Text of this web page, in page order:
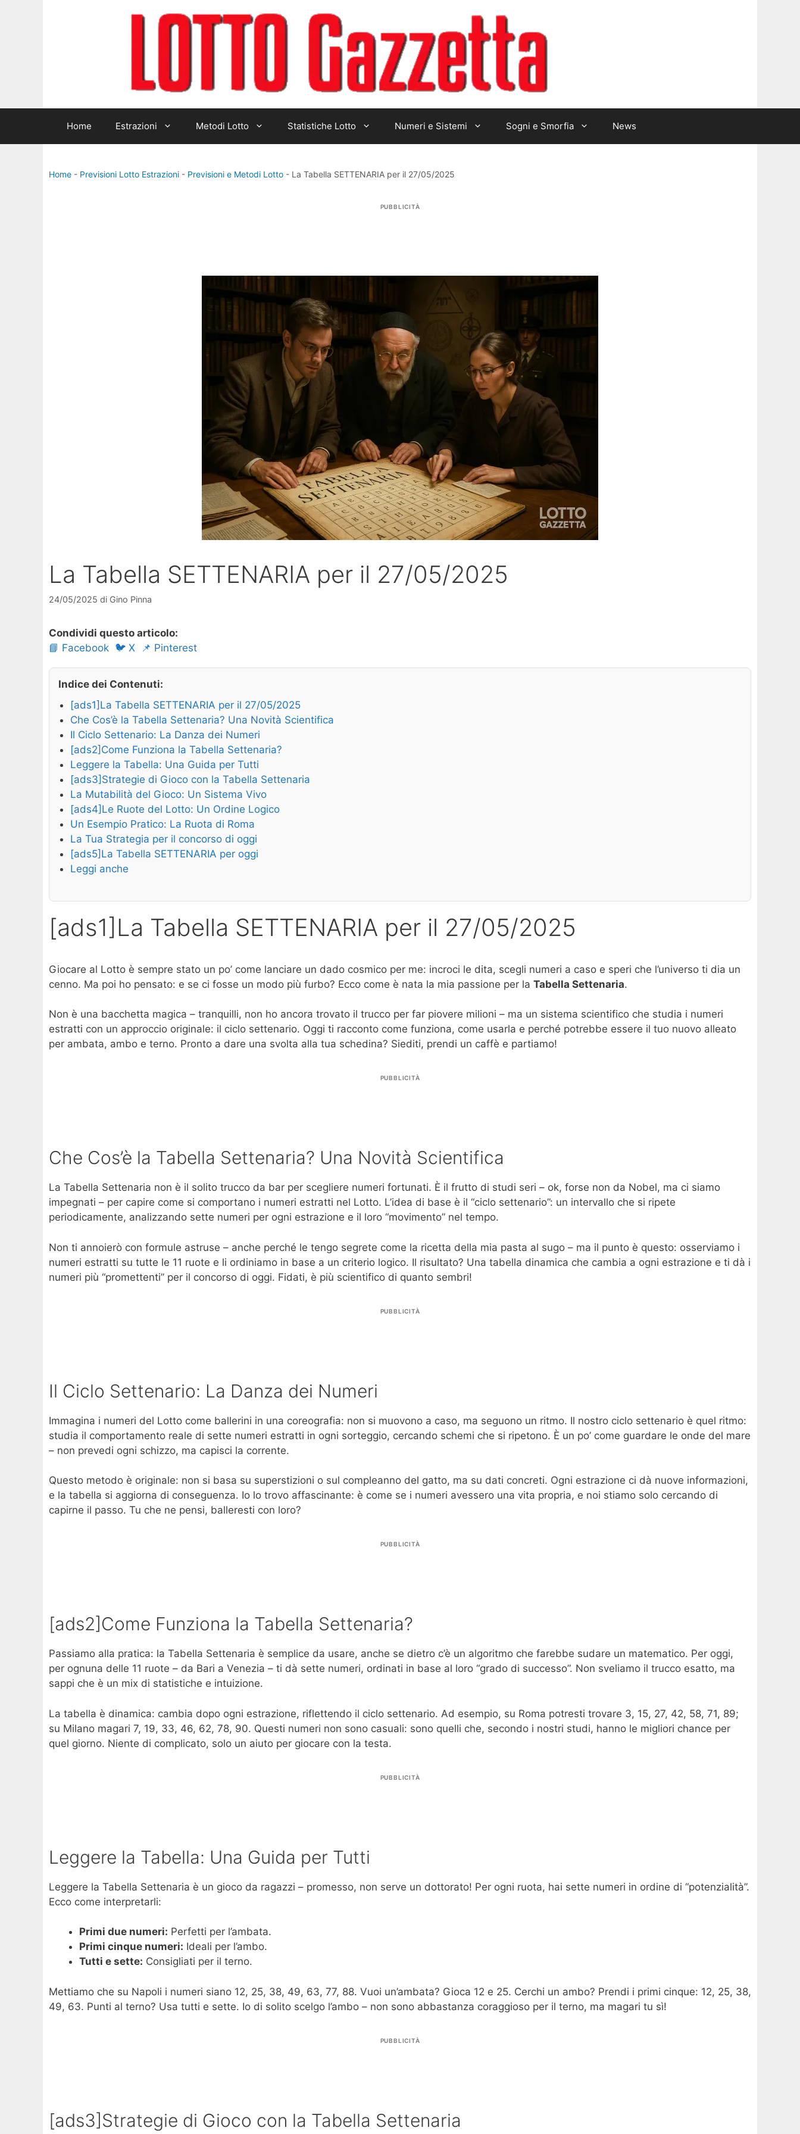
Home Estrazioni Metodi Lotto Statistiche Lotto Numeri e Sistemi Sogni e Smorfia News
Home - Previsioni Lotto Estrazioni - Previsioni e Metodi Lotto - La Tabella SETTENARIA per il 27/05/2025
PUBBLICITÀ
La Tabella SETTENARIA per il 27/05/2025
24/05/2025 di Gino Pinna
Condividi questo articolo:
📘 Facebook 🐦 X 📌 Pinterest
Indice dei Contenuti:
[ads1]La Tabella SETTENARIA per il 27/05/2025
Che Cos’è la Tabella Settenaria? Una Novità Scientifica
Il Ciclo Settenario: La Danza dei Numeri
[ads2]Come Funziona la Tabella Settenaria?
Leggere la Tabella: Una Guida per Tutti
[ads3]Strategie di Gioco con la Tabella Settenaria
La Mutabilità del Gioco: Un Sistema Vivo
[ads4]Le Ruote del Lotto: Un Ordine Logico
Un Esempio Pratico: La Ruota di Roma
La Tua Strategia per il concorso di oggi
[ads5]La Tabella SETTENARIA per oggi
Leggi anche
[ads1]La Tabella SETTENARIA per il 27/05/2025
Giocare al Lotto è sempre stato un po’ come lanciare un dado cosmico per me: incroci le dita, scegli numeri a caso e speri che l’universo ti dia un
cenno. Ma poi ho pensato: e se ci fosse un modo più furbo? Ecco come è nata la mia passione per la Tabella Settenaria.
Non è una bacchetta magica – tranquilli, non ho ancora trovato il trucco per far piovere milioni – ma un sistema scientifico che studia i numeri
estratti con un approccio originale: il ciclo settenario. Oggi ti racconto come funziona, come usarla e perché potrebbe essere il tuo nuovo alleato
per ambata, ambo e terno. Pronto a dare una svolta alla tua schedina? Siediti, prendi un caffè e partiamo!
PUBBLICITÀ
Che Cos’è la Tabella Settenaria? Una Novità Scientifica
La Tabella Settenaria non è il solito trucco da bar per scegliere numeri fortunati. È il frutto di studi seri – ok, forse non da Nobel, ma ci siamo
impegnati – per capire come si comportano i numeri estratti nel Lotto. L’idea di base è il “ciclo settenario”: un intervallo che si ripete
periodicamente, analizzando sette numeri per ogni estrazione e il loro “movimento” nel tempo.
Non ti annoierò con formule astruse – anche perché le tengo segrete come la ricetta della mia pasta al sugo – ma il punto è questo: osserviamo i
numeri estratti su tutte le 11 ruote e li ordiniamo in base a un criterio logico. Il risultato? Una tabella dinamica che cambia a ogni estrazione e ti dà i
numeri più “promettenti” per il concorso di oggi. Fidati, è più scientifico di quanto sembri!
PUBBLICITÀ
Il Ciclo Settenario: La Danza dei Numeri
Immagina i numeri del Lotto come ballerini in una coreografia: non si muovono a caso, ma seguono un ritmo. Il nostro ciclo settenario è quel ritmo:
studia il comportamento reale di sette numeri estratti in ogni sorteggio, cercando schemi che si ripetono. È un po’ come guardare le onde del mare
– non prevedi ogni schizzo, ma capisci la corrente.
Questo metodo è originale: non si basa su superstizioni o sul compleanno del gatto, ma su dati concreti. Ogni estrazione ci dà nuove informazioni,
e la tabella si aggiorna di conseguenza. Io lo trovo affascinante: è come se i numeri avessero una vita propria, e noi stiamo solo cercando di
capirne il passo. Tu che ne pensi, balleresti con loro?
PUBBLICITÀ
[ads2]Come Funziona la Tabella Settenaria?
Passiamo alla pratica: la Tabella Settenaria è semplice da usare, anche se dietro c’è un algoritmo che farebbe sudare un matematico. Per oggi,
per ognuna delle 11 ruote – da Bari a Venezia – ti dà sette numeri, ordinati in base al loro “grado di successo”. Non sveliamo il trucco esatto, ma
sappi che è un mix di statistiche e intuizione.
La tabella è dinamica: cambia dopo ogni estrazione, riflettendo il ciclo settenario. Ad esempio, su Roma potresti trovare 3, 15, 27, 42, 58, 71, 89;
su Milano magari 7, 19, 33, 46, 62, 78, 90. Questi numeri non sono casuali: sono quelli che, secondo i nostri studi, hanno le migliori chance per
quel giorno. Niente di complicato, solo un aiuto per giocare con la testa.
PUBBLICITÀ
Leggere la Tabella: Una Guida per Tutti
Leggere la Tabella Settenaria è un gioco da ragazzi – promesso, non serve un dottorato! Per ogni ruota, hai sette numeri in ordine di “potenzialità”.
Ecco come interpretarli:
Primi due numeri: Perfetti per l’ambata.
Primi cinque numeri: Ideali per l’ambo.
Tutti e sette: Consigliati per il terno.
Mettiamo che su Napoli i numeri siano 12, 25, 38, 49, 63, 77, 88. Vuoi un’ambata? Gioca 12 e 25. Cerchi un ambo? Prendi i primi cinque: 12, 25, 38,
49, 63. Punti al terno? Usa tutti e sette. Io di solito scelgo l’ambo – non sono abbastanza coraggioso per il terno, ma magari tu sì!
PUBBLICITÀ
[ads3]Strategie di Gioco con la Tabella Settenaria